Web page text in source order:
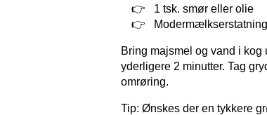
1 tsk. smør eller olie
Bring majsmel og vand i
yderligere 2 minutter. Tag
omrøring.
Tip: Ønskes der en tykkere